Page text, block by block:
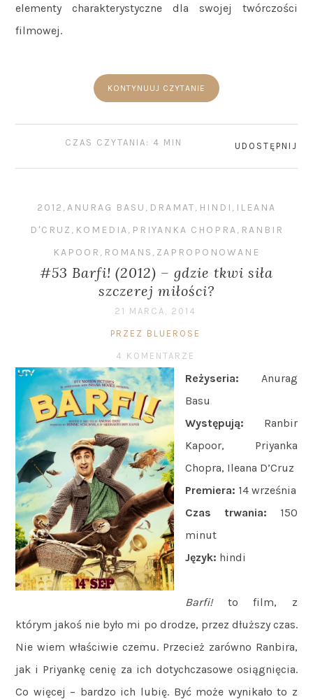
elementy charakterystyczne dla swojej twórczości
filmowej.
KONTYNUUJ CZYTANIE
CZAS CZYTANIA: 4 MIN UDOSTĘPNIJ
2012 ,ANURAG BASU , DRAMAT, HINDI , ILEANA
D'CRUZ , KOMEDIA, PRIYANKA CHOPRA, RANBIR
KAPOOR , ROMANS , ZAPROPONOWANE
#53 Barfi! (2012) – gdzie tkwi siła
szczerej miłości?
21 MARCA, 2014
PRZEZ BLUEROSE
4 KOMENTARZE
Reżyseria: Anurag
Basu
Występują: Ranbir
Kapoor, Priyanka
Chopra, Ileana D’Cruz
Premiera: 14 września
Czas trwania: 150
minut
Język: hindi
Barfi!to film, z
którym jakoś nie było mi po drodze, przez dłuższy czas.
Nie wiem właściwie czemu. Przecież zarówno Ranbira,
jak i Priyankę cenię za ich dotychczasowe osiągnięcia.
Co więcej – bardzo ich lubię. Być może wynikało to z